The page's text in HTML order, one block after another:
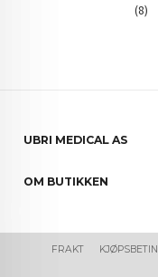
(8)
UBRI MEDICAL AS
OM BUTIKKEN
FRAKT